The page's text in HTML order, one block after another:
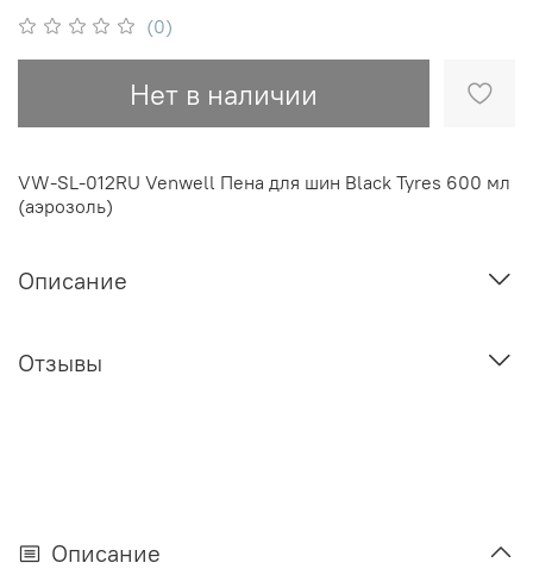
(0)
Нет в наличии
VW-SL-012RU Venwell Пена для шин Black Tyres 600 мл
(аэрозоль)
Описание
Отзывы
Описание